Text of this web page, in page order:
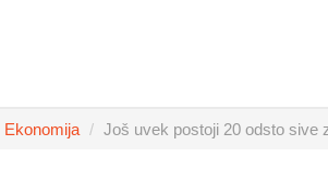
Ekonomija Još uvek postoji 20 odsto sive